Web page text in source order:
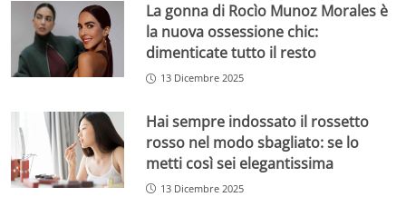
La gonna di Rocìo Munoz Morales è
la nuova ossessione chic:
dimenticate tutto il resto
13 Dicembre 2025
Hai sempre indossato il rossetto
rosso nel modo sbagliato: se lo
metti così sei elegantissima
13 Dicembre 2025